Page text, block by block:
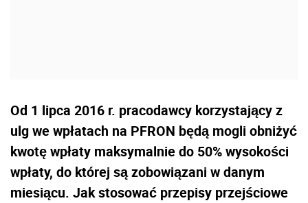
Od 1 lipca 2016 r. pracodawcy korzystający z
ulg we wpłatach na PFRON będą mogli obniżyć
kwotę wpłaty maksymalnie do 50% wysokości
wpłaty, do której są zobowiązani w danym
miesiącu. Jak stosować przepisy przejściowe